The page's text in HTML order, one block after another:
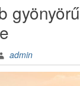
gyönyörű
admin